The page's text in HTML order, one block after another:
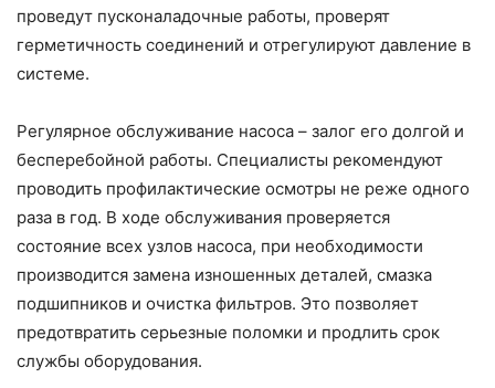
проведут пусконаладочные работы, проверят
герметичность соединений и отрегулируют давление в
системе.
Регулярное обслуживание насоса – залог его долгой и
бесперебойной работы. Специалисты рекомендуют
проводить профилактические осмотры не реже одного
раза в год. В ходе обслуживания проверяется
состояние всех узлов насоса, при необходимости
производится замена изношенных деталей, смазка
подшипников и очистка фильтров. Это позволяет
предотвратить серьезные поломки и продлить срок
службы оборудования.